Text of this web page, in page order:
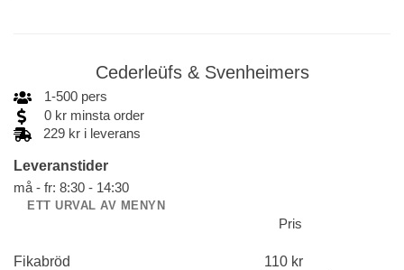
Cederleüfs & Svenheimers
1-500 pers
0 kr minsta order
229 kr i leverans
Leveranstider
må - fr: 8:30 - 14:30
ETT URVAL AV MENYN
Pris
Fikabröd
110 kr